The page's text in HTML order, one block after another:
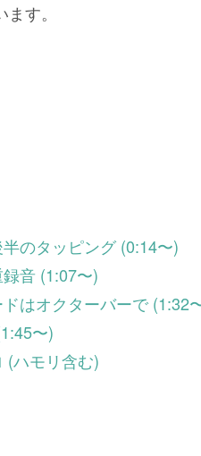
す。
のタッピング (0:14〜)
音 (1:07〜)
はオクターバーで (1:32
〜)
(ハモリ含む)